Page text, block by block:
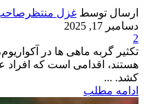
ارسال توسط غزل
دسامبر 17, 2025
2
تکثیر گربه ماهی ها در
هستند، اقدامی است که افراد
کشد. ...
ادامه مطلب